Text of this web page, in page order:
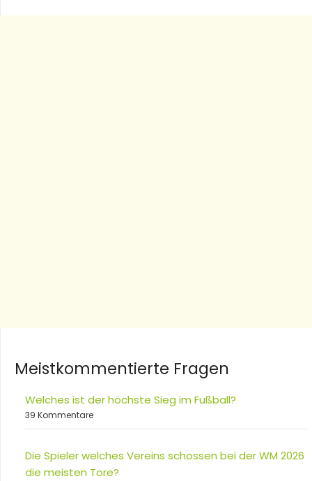
Meistkommentierte Fragen
Welches ist der höchste Sieg im Fußball?
39 Kommentare
Die Spieler welches Vereins schossen bei der WM 2026
die meisten Tore?